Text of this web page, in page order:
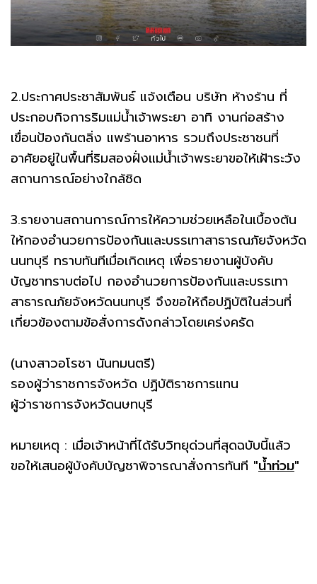
2.ประกาศประชาสัมพันธ์ แจ้งเตือน บริษัท ห้างร้าน ที่
ประกอบกิจการริมแม่น้ำเจ้าพระยา อาทิ งานก่อสร้าง
เขื่อนป้องกันตลิ่ง แพร้านอาหาร รวมถึงประชาชนที่
อาศัยอยู่ในพื้นที่ริมสองฝั่งแม่น้ำเจ้าพระยาขอให้เฝ้าระวัง
สถานการณ์อย่างใกล้ชิด
3.รายงานสถานการณ์การให้ความช่วยเหลือในเบื้องต้น
ให้กองอำนวยการป้องกันและบรรเทาสาธารณภัยจังหวัด
นนทบุรี ทราบทันทีเมื่อเกิดเหตุ เพื่อรายงานผู้บังคับ
บัญชาทราบต่อไป กองอำนวยการป้องกันและบรรเทา
สาธารณภัยจังหวัดนนทบุรี จึงขอให้ถือปฏิบัติในส่วนที่
เกี่ยวข้องตามข้อสั่งการดังกล่าวโดยเคร่งครัด
(นางสาวอโรชา นันทมนตรี)
รองผู้ว่าราชการจังหวัด ปฏิบัติราชการแทน
ผู้ว่าราชการจังหวัดนษทบุรี
หมายเหตุ : เมื่อเจ้าหน้าที่ได้รับวิทยุด่วนที่สุดฉบับนี้แล้ว
ขอให้เสนอผู้บังคับบัญชาพิจารณาสั่งการทันที "น้ำท่วม"